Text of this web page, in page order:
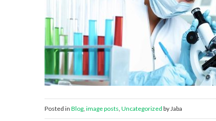
Posted in Blog, image posts, Uncategorized by Jaba